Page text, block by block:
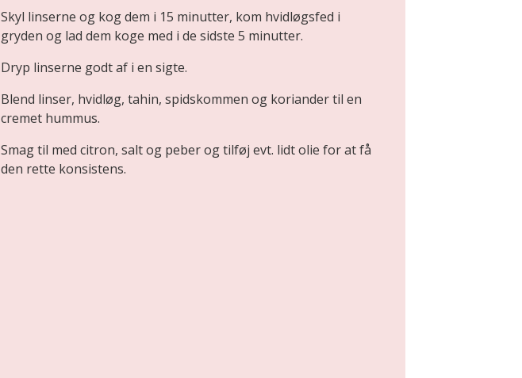
Skyl linserne og kog dem i 15 minutter, kom hvidløgsfed i
gryden og lad dem koge med i de sidste 5 minutter.
Dryp linserne godt af i en sigte.
Blend linser, hvidløg, tahin, spidskommen og koriander til en
cremet hummus.
Smag til med citron, salt og peber og tilføj evt. lidt olie for at få
den rette konsistens.